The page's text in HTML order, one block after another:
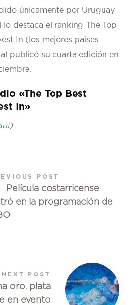
únicamente por Uruguay
lo destaca el ranking The Top
In (los mejores países
publicó su cuarta edición en
«The Top Best
In»
)
POST
Película costarricense
en la programación de
NEXT POST
oro, plata
en evento